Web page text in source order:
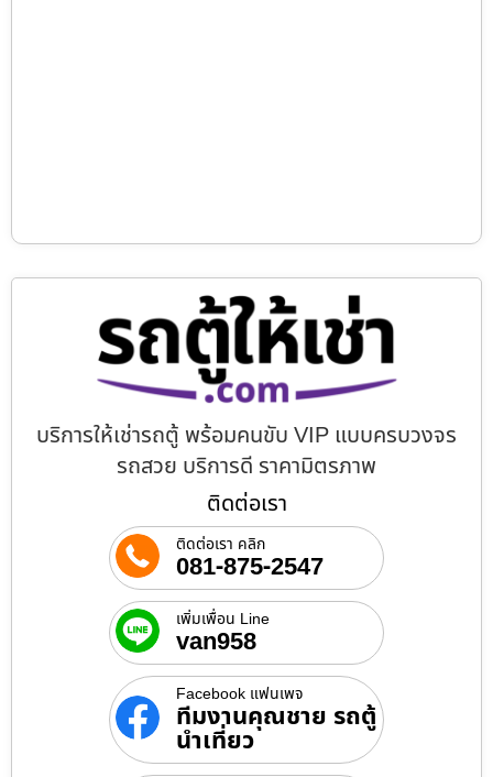
บริการให้เช่ารถตู้ พร้อมคนขับ VIP แบบครบวงจร
รถสวย บริการดี ราคามิตรภาพ
ติดต่อเรา
ติดต่อเรา คลิก
081-875-2547
เพิ่มเพื่อน Line
van958
Facebook แฟนเพจ
ทีมงานคุณชาย รถตู้
นำเที่ยว